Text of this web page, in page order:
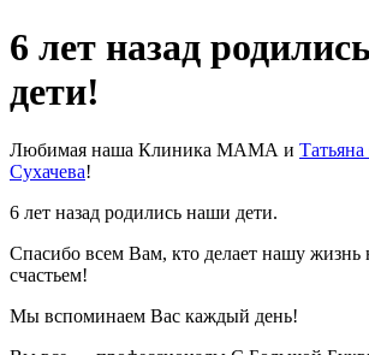
6 лет назад
дети!
Любимая наша Клиника МАМА и
Сухачева!
6 лет назад родились наши дети.
Спасибо всем Вам, кто делает нашу жизнь
счастьем!
Мы вспоминаем Вас каждый день!